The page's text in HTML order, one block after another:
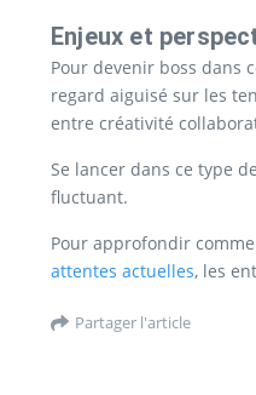
Enjeux et
Pour devenir boss dans
regard aiguisé sur les
entre créativité
Se lancer dans ce type
fluctuant.
Pour approfondir
attentes actuelles, les
Partager l'article